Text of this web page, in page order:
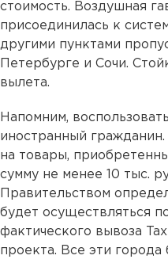
стоимость. Воздушная
присоединилась к
другими пунктами
Петербурге и Сочи.
вылета.
Напомним,
иностранный
на товары,
сумму не менее 10 тыс.
Правительством
будет осуществляться
фактического вывоза
проекта. Все эти города